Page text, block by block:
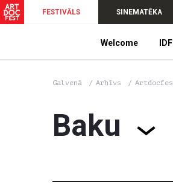
FESTIVĀLS SINEMATĒKA
Welcome
Galvenā Arhīvs
Baku